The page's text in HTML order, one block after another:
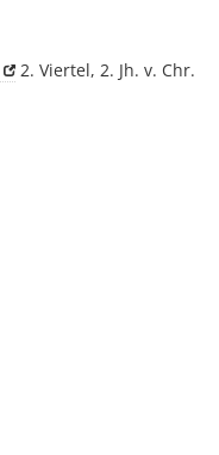
2. Viertel, 2. Jh. v. Chr.